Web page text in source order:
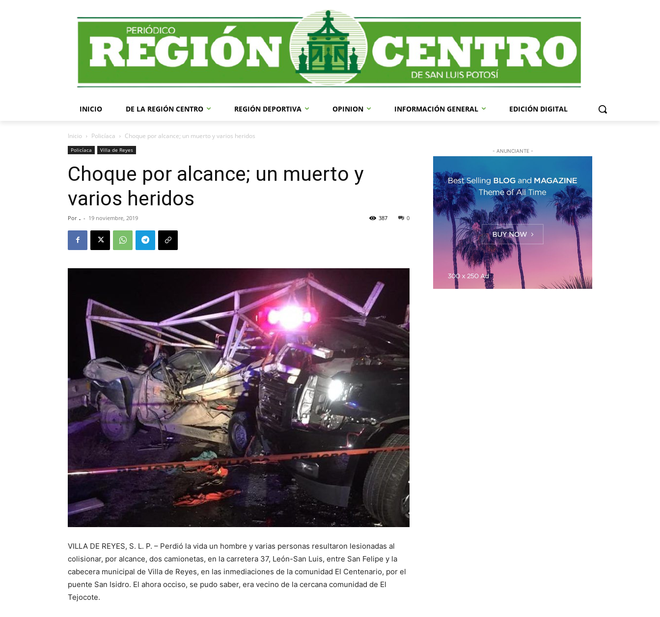
INICIO DE LA REGIÓN CENTRO REGIÓN DEPORTIVA OPINION INFORMACIÓN GENERAL EDICIÓN DIGITAL
Inicio Policíaca Choque por alcance; un muerto y varios heridos
Policíaca Villa de Reyes
Choque por alcance; un muerto y
varios heridos
Por . - 19 noviembre, 2019 0
387
VILLA DE REYES, S. L. P. – Perdió la vida un hombre y varias personas resultaron lesionadas al
colisionar, por alcance, dos camionetas, en la carretera 37, León-San Luis, entre San Felipe y la
cabecera municipal de Villa de Reyes, en las inmediaciones de la comunidad El Centenario, por el
puente San Isidro. El ahora occiso, se pudo saber, era vecino de la cercana comunidad de El
Tejocote.
- ANUNCIANTE -